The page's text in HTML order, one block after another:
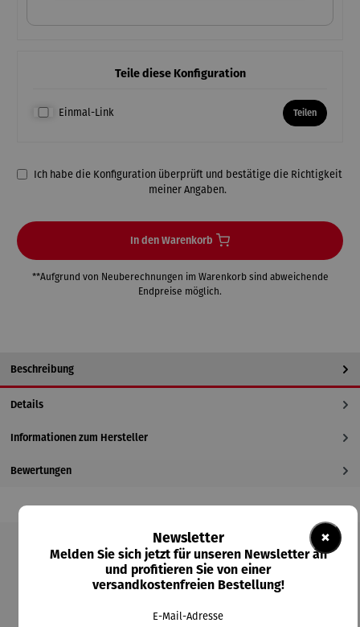
Teile diese Konfiguration
Einmal-Link Teilen
Ich habe die Konfiguration überprüft und bestätige die Richtigkeit
meiner Angaben.
In den Warenkorb
**Aufgrund von Neuberechnungen im Warenkorb sind abweichende
Endpreise möglich.
Beschreibung
Details
Informationen zum Hersteller
Bewertungen
Produktgalerie überspringen
×
Newsletter
Melden Sie sich jetzt für unseren Newsletter an
und profitieren Sie von einer
versandkostenfreien Bestellung!
E-Mail-Adresse